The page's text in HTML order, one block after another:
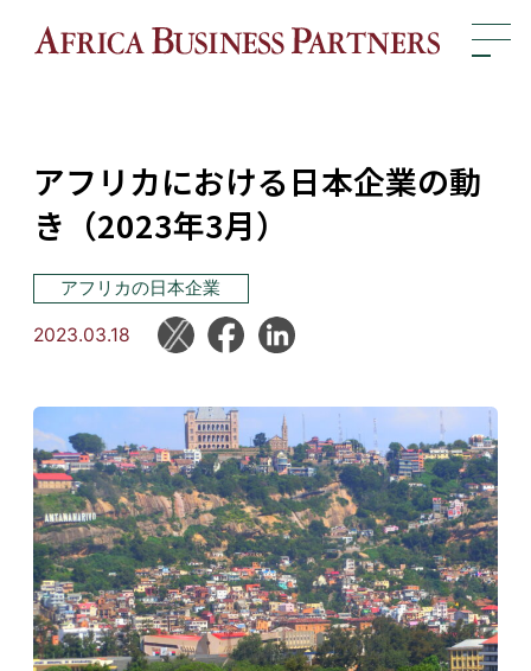
アフリカにおける日本企業の動
き（2023年3月）
アフリカの日本企業
2023.03.18